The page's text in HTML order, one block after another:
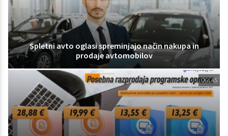
Spletni avto oglasi spreminjajo način nakupa in
prodaje avtomobilov
OGLAS